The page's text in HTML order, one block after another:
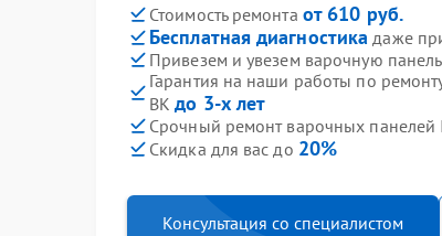
Стоимость ремонта от 610 руб.
Бесплатная диагностика даже
Привезем и увезем варочную
Гарантия на наши работы по
BKдо 3-х лет
Срочный ремонт варочных панелей
Скидка для вас до 20%
Консультация со специалистом